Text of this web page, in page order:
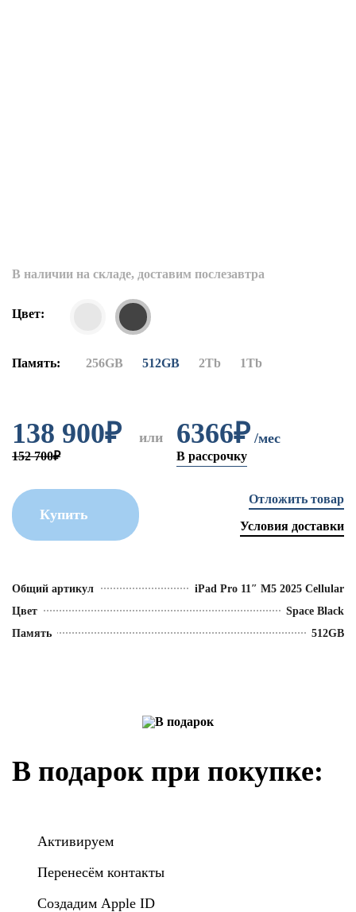
В наличии на складе, доставим послезавтра
Цвет:
Память: 256GB 512GB 2Tb 1Tb
138 900₽ или 6366₽ /мес
В рассрочку
152 700₽
Купить
Отложить товар
Условия доставки
Общий артикул
iPad Pro 11″ M5 2025 Cellular
Цвет
Space Black
Память
512GB
В подарок при покупке:
Активируем
Перенесём контакты
Создадим Apple ID